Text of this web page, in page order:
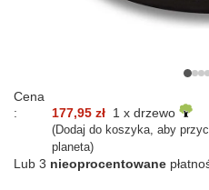
Cena
:
177,95 zł 1 x drzewo
(Dodaj do koszyka, aby
planeta)
Lub 3 nieoprocentowane